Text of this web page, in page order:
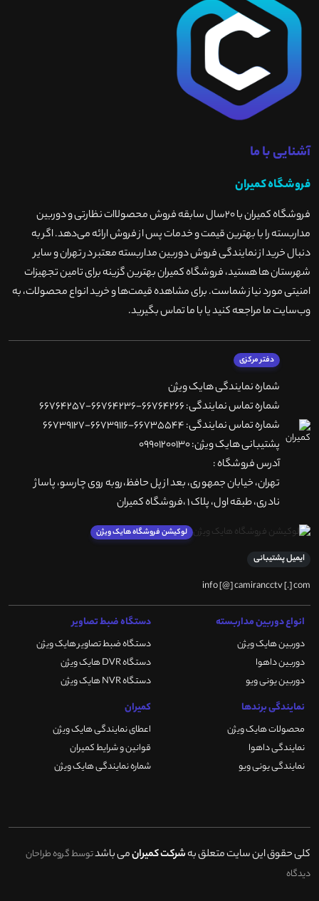
آشنایی با ما
فروشگاه کمیران
فروشگاه کمیران با ۲۰سال سابقه فروش محصولاات نظارتی و دوربین
مداربسته را با بهترین قیمت و خدمات پس از فروش ارائه می‌دهد. اگر به
دنبال خرید از نمایندگی فروش دوربین مداربسته معتبر در تهران و سایر
شهرستان ها هستید، فروشگاه کمیران بهترین گزینه برای تامین تجهیزات
امنیتی مورد نیاز شماست. برای مشاهده قیمت‌ها و خرید انواع محصولات، به
وب‌سایت ما مراجعه کنید یا با ما تماس بگیرید.
دفتر مرکزی
شماره نمایندگی هایک ویژن
شماره تماس نمایندگی: 66764266-66764236-66764257
شماره تماس نمایندگی: 66735544-66739116-66739127
پشتیبانی هایک ویژن: 09901200130
آدرس فروشگاه :
تهران، خيابان جمهوری، بعد از پل حافظ،روبه روی چارسو، پاساژ
نادری، طبقه اول، پلاک 1 ،فروشگاه کمیران
لوکیشن فروشگاه هایک ویژن
ایمیل پشتیبانی
info [@] camirancctv [.] com
انواع دوربین مداربسته
دوربین هایک ویژن
دوربین داهوا
دوربین یونی ویو
دستگاه ضبط تصاویر
دستگاه ضبط تصاویر هایک ویژن
دستگاه DVR هایک ویژن
دستگاه NVR هایک ویژن
نمایندگی برندها
محصولات هایک ویژن
نمایندگی داهوا
نمایندگی یونی ویو
کمیران
اعطای نمایندگی هایک ویژن
قوانین و شرایط کمیران
شماره نمایندگی هایک ویژن
کلی حقوق این سایت متعلق بهشرکت کمیرانمی باشدتوسط گروه طراحان
دیدگاه